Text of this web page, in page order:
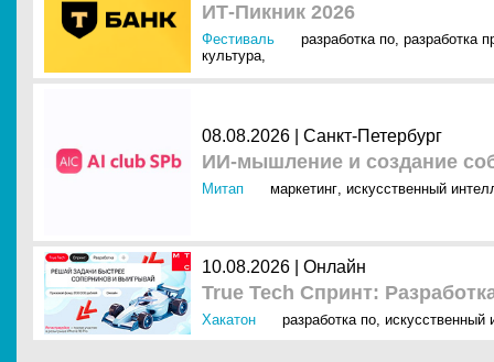
ИТ-Пикник 2026
Фестиваль разработка по, разработка
культура,
08.08.2026 | Санкт-Петербург
ИИ-мышление и создание
Митап маркетинг, искусственный
10.08.2026 | Онлайн
True Tech Спринт:
Хакатон разработка по, искусственный